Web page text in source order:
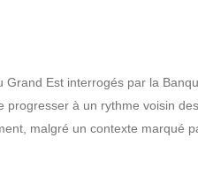
Grand Est interrogés par la
progresser à un rythme voisin
malgré un contexte marqué